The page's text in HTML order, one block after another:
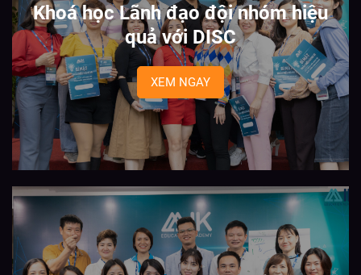
Khoá học Lãnh đạo đội nhóm hiệu
quả với DISC
XEM NGAY